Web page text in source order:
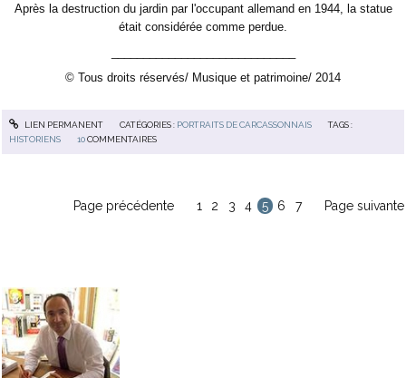
Après la destruction du jardin par l'occupant allemand en 1944, la statue
était considérée comme perdue.
© Tous droits réservés/ Musique et patrimoine/ 2014
LIEN PERMANENT CATÉGORIES : PORTRAITS DE CARCASSONNAIS
TAGS :
HISTORIENS
10 COMMENTAIRES
Page précédente 1 2 3 4 5 6 7 Page suivante